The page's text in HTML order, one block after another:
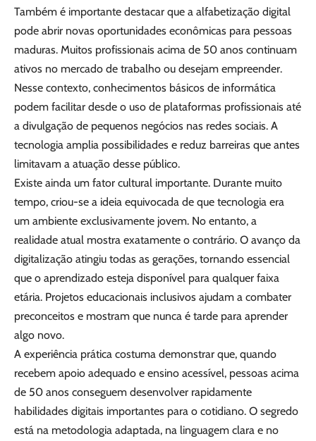
Também é importante destacar que a alfabetização digital
pode abrir novas oportunidades econômicas para pessoas
maduras. Muitos profissionais acima de 50 anos continuam
ativos no mercado de trabalho ou desejam empreender.
Nesse contexto, conhecimentos básicos de informática
podem facilitar desde o uso de plataformas profissionais até
a divulgação de pequenos negócios nas redes sociais. A
tecnologia amplia possibilidades e reduz barreiras que antes
limitavam a atuação desse público.
Existe ainda um fator cultural importante. Durante muito
tempo, criou-se a ideia equivocada de que tecnologia era
um ambiente exclusivamente jovem. No entanto, a
realidade atual mostra exatamente o contrário. O avanço da
digitalização atingiu todas as gerações, tornando essencial
que o aprendizado esteja disponível para qualquer faixa
etária. Projetos educacionais inclusivos ajudam a combater
preconceitos e mostram que nunca é tarde para aprender
algo novo.
A experiência prática costuma demonstrar que, quando
recebem apoio adequado e ensino acessível, pessoas acima
de 50 anos conseguem desenvolver rapidamente
habilidades digitais importantes para o cotidiano. O segredo
está na metodologia adaptada, na linguagem clara e no